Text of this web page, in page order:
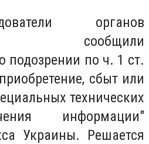
органов
сообщили
подозрении по ч. 1 ст.
сбыт или
технических
информации"
Украины. Решается